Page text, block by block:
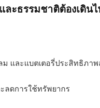
ะธรรมชาติต้องเดิน
และแบตเตอรี่ประสิทธิภาพ
ลดการใช้ทรัพยากร